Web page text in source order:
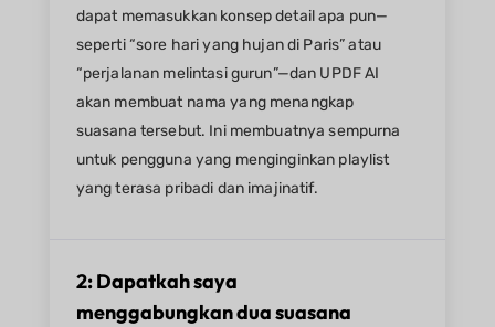
dapat memasukkan konsep detail apa pun—
seperti “sore hari yang hujan di Paris” atau
“perjalanan melintasi gurun”—dan UPDF AI
akan membuat nama yang menangkap
suasana tersebut. Ini membuatnya sempurna
untuk pengguna yang menginginkan playlist
yang terasa pribadi dan imajinatif.
2: Dapatkah saya
menggabungkan dua suasana